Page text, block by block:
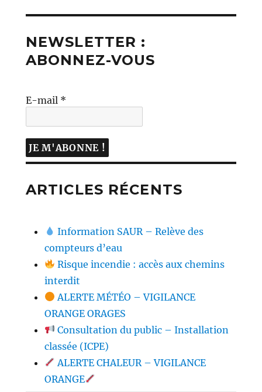
NEWSLETTER :
ABONNEZ-VOUS
E-mail *
ARTICLES RÉCENTS
Information SAUR – Relève des
compteurs d’eau
Risque incendie : accès aux chemins
interdit
ALERTE MÉTÉO – VIGILANCE
ORANGE ORAGES
Consultation du public – Installation
classée (ICPE)
ALERTE CHALEUR – VIGILANCE
ORANGE